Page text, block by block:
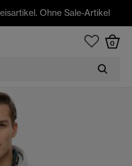
Ohne Sale-Artikel
0